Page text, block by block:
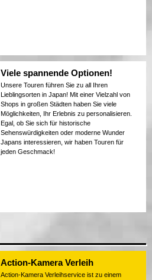
Viele spannende Optionen!
Unsere Touren führen Sie zu all Ihren
Lieblingsorten in Japan! Mit einer Vielzahl von
Shops in großen Städten haben Sie viele
Möglichkeiten, Ihr Erlebnis zu personalisieren.
Egal, ob Sie sich für historische
Sehenswürdigkeiten oder moderne Wunder
Japans interessieren, wir haben Touren für
jeden Geschmack!
Action-Kamera Verleih
Action-Kamera Verleihservice ist zu einem